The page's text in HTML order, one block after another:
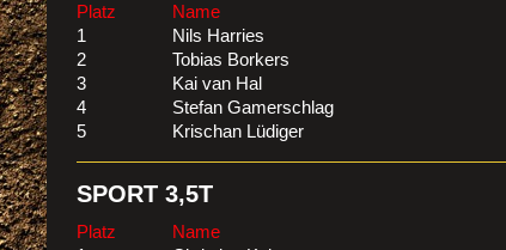
Platz
Name
1
Nils Harries
2
Tobias Borkers
3
Kai van Hal
4
Stefan Gamerschlag
5
Krischan Lüdiger
SPORT 3,5T
Platz
Name